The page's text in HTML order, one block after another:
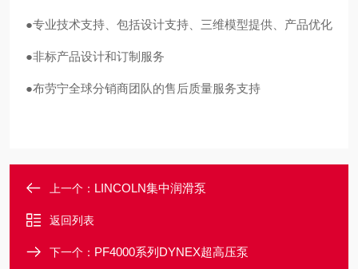
●专业技术支持、包括设计支持、三维模型提供、产品优化
●非标产品设计和订制服务
●布劳宁全球分销商团队的售后质量服务支持
上一个： LINCOLN集中润滑泵
返回列表
下一个： PF4000系列DYNEX超高压泵